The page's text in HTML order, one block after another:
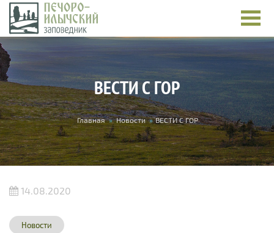
Перейти к основному содержанию
ВЕСТИ С ГОР
Вы здесьГлавная » Новости » ВЕСТИ С ГОР
14.08.2020
Новости